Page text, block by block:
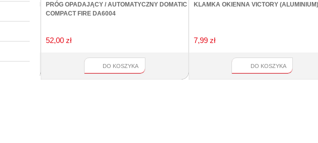
PRÓG OPADAJĄCY / AUTOMATYCZNY DOMATIC
COMPACT FIRE DA6004
52,00 zł
DO KOSZYKA
KLAMKA OKIENNA VICTORY (ALUMINIUM)
7,99 zł
DO KOSZYKA